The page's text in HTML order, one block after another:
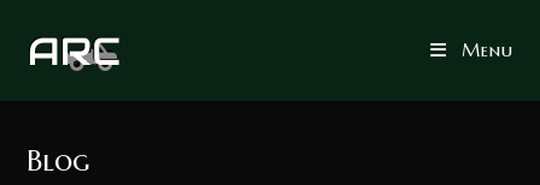
Menu
Blog